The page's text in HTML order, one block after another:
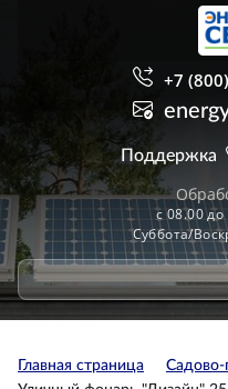
+7
Поддержка
с 08.00
Суббота/
Главная страница
Садово-